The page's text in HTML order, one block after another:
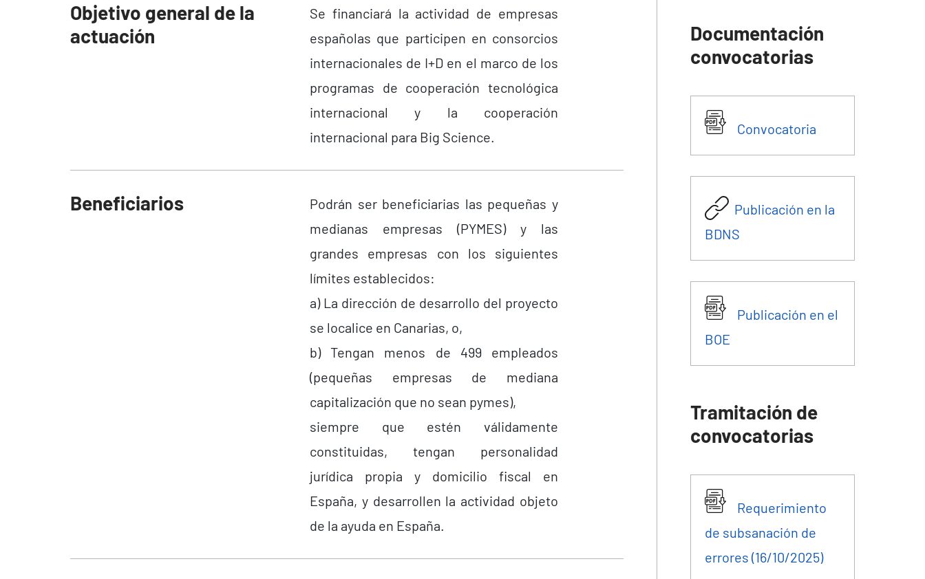
Objetivo general de la
actuación
Se financiará la actividad de empresas
españolas que participen en consorcios
internacionales de I+D en el marco de los
programas de cooperación tecnológica
internacional y la cooperación
internacional para Big Science.
Beneficiarios
Podrán ser beneficiarias las pequeñas y
medianas empresas (PYMES) y las
grandes empresas con los siguientes
límites establecidos:
a) La dirección de desarrollo del proyecto
se localice en Canarias, o,
b) Tengan menos de 499 empleados
(pequeñas empresas de mediana
capitalización que no sean pymes),
siempre que estén válidamente
constituidas, tengan personalidad
jurídica propia y domicilio fiscal en
España, y desarrollen la actividad objeto
de la ayuda en España.
Documentación
convocatorias
Convocatoria
Publicación en la
BDNS
Publicación en el
BOE
Tramitación de
convocatorias
Requerimiento
de subsanación de
errores (16/10/2025)